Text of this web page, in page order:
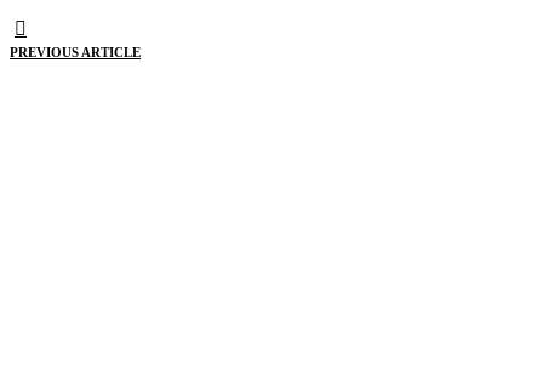
PREVIOUS ARTICLE